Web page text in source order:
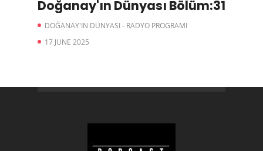
Doğanay'ın Dünyası Bölüm:31
DOĞANAY'IN DÜNYASI - RADYO PROGRAMI
17 JUNE 2025